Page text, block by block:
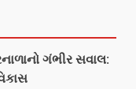
ગંભીર સવાલ: